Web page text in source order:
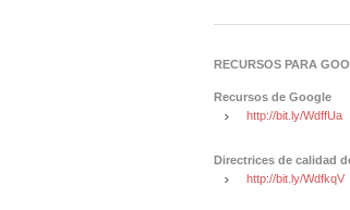
RECURSOS PARA
Recursos de Google
http://bit.ly/WdffUa
Directrices de calidad
http://bit.ly/WdfkqV